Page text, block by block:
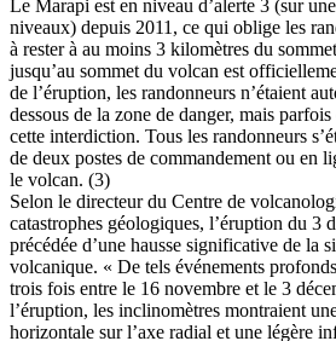
Le Marapi est en niveau d’alerte 3 (sur
niveaux) depuis 2011, ce qui oblige les
à rester à au moins 3 kilomètres du
jusqu’au sommet du volcan est
de l’éruption, les randonneurs n’étaient
dessous de la zone de danger, mais
cette interdiction. Tous les randonneurs
de deux postes de commandement ou en
le volcan. (3)
Selon le directeur du Centre de
catastrophes géologiques, l’éruption du 3
précédée d’une hausse significative de la
volcanique. « De tels événements
trois fois entre le 16 novembre et le 3
l’éruption, les inclinomètres montraient
horizontale sur l’axe radial et une légère